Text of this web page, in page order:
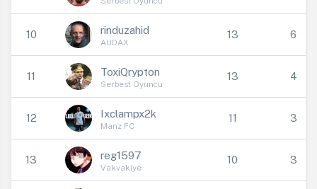
10 rinduzahid
AUDAX
13 6
11 ToxiQrypton
Serbest Oyuncu
13 4
12 Ixclampx2k
Manz FC
11 3
13 reg1597
Vakvakiye
10 3